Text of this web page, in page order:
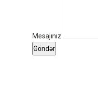
Mesajınız
Göndər